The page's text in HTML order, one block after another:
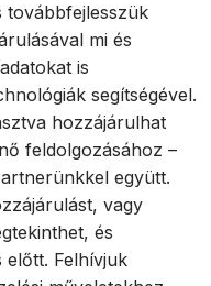
továbbfejlesszük
mi és
is
segítségével.
hozzájárulhat
feldolgozásához –
együtt.
vagy
és
előtt. Felhívjuk